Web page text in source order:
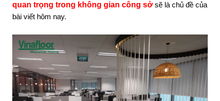
quan trọng trong không gian công sởsẽ là chủ đề của
bài viết hôm nay.